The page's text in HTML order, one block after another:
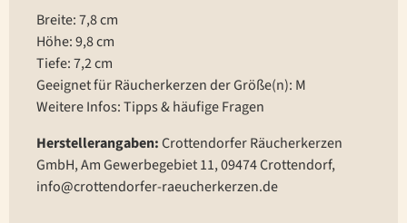
Breite: 7,8 cm
Höhe: 9,8 cm
Tiefe: 7,2 cm
Geeignet für Räucherkerzen der Größe(n): M
Weitere Infos:Tipps & häufige Fragen
Herstellerangaben:Crottendorfer Räucherkerzen
GmbH, Am Gewerbegebiet 11, 09474 Crottendorf,
info@crottendorfer-raeucherkerzen.de